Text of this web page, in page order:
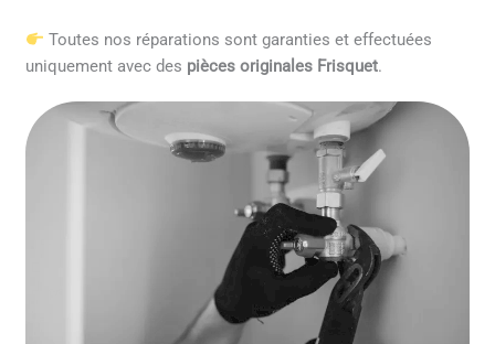
Toutes nos réparations sont garanties et effectuées
uniquement avec des pièces originales Frisquet.